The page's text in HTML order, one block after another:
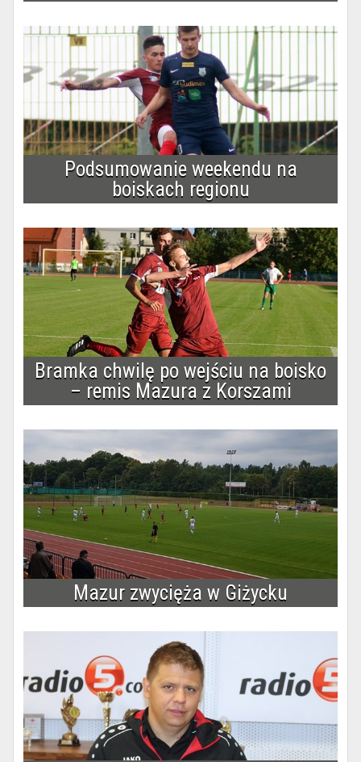
Podsumowanie weekendu na
boiskach regionu
Bramka chwilę po wejściu na boisko
– remis Mazura z Korszami
Mazur zwycięża w Giżycku